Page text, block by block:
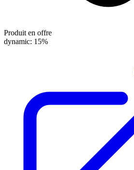
Produit en offre
dynamic: 15%